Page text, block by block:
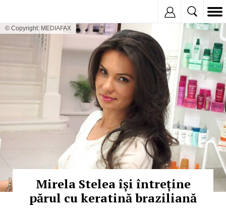
© Copyright: MEDIAFAX
Mirela Stelea își întreține
părul cu keratină braziliană